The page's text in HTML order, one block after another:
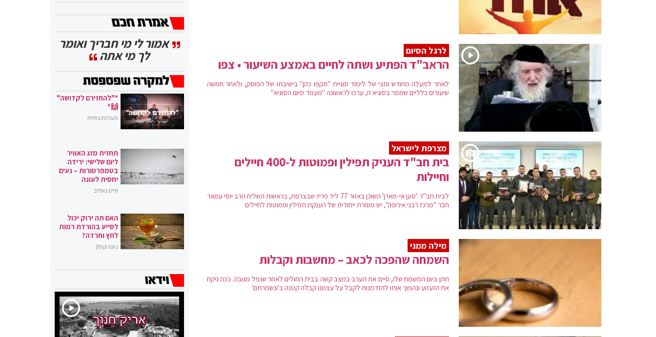
לרגל הסיום
הראב"ד הפתיע ושתה לחיים באמצע השיעור • צפו
לאחר למעלה מחודש וחצי של לימוד סוגיית "תקפו כהן" בישיבתו של הפוסק, ולאחר חמשה
שיעורים כלליים שמסר בסוגיא זו, ערכו לראשונה "מעמד סיום הסוגיא"
מצרפת לישראל
בית חב"ד העניק תפילין ופמוטות ל-400 חיילים
וחיילות
לבית חב"ד 'סען אי-מארן' השוכן באזור 77 ליד פריז שבצרפת, בראשות השליח הרב יוסי עמאר
חבר "מרכז רבני אירופה", יש מסורת ייחודית של הענקת תפילין ופמוטות לחיילים
מילה ממני
השמחה שהפכה לכאב – מחשבות וקבלות
חתן ביום המשמח שלו, סיים את הערב במצב קשה בבית החולים לאחר שנפל מגובה. ככה ניקח
את הזעזוע ונהפוך אותו להזדמנות לקבל על עצמנו קבלה קטנה ב'ונשמרתם'
אמור לי מי חבריך ואומר
לך מי אתה
*"להחזירם לקדושה"
🙌*
מערכת בחזית
תחזית מזג האוויר
ליום שלישי: ירידה
בטמפרטורות – נעים
יחסית לעונה
חיים גוטליב
האם תה ירוק יכול
לסייע בהורדת רמות
לחץ וחרדה?
נועה קפלן